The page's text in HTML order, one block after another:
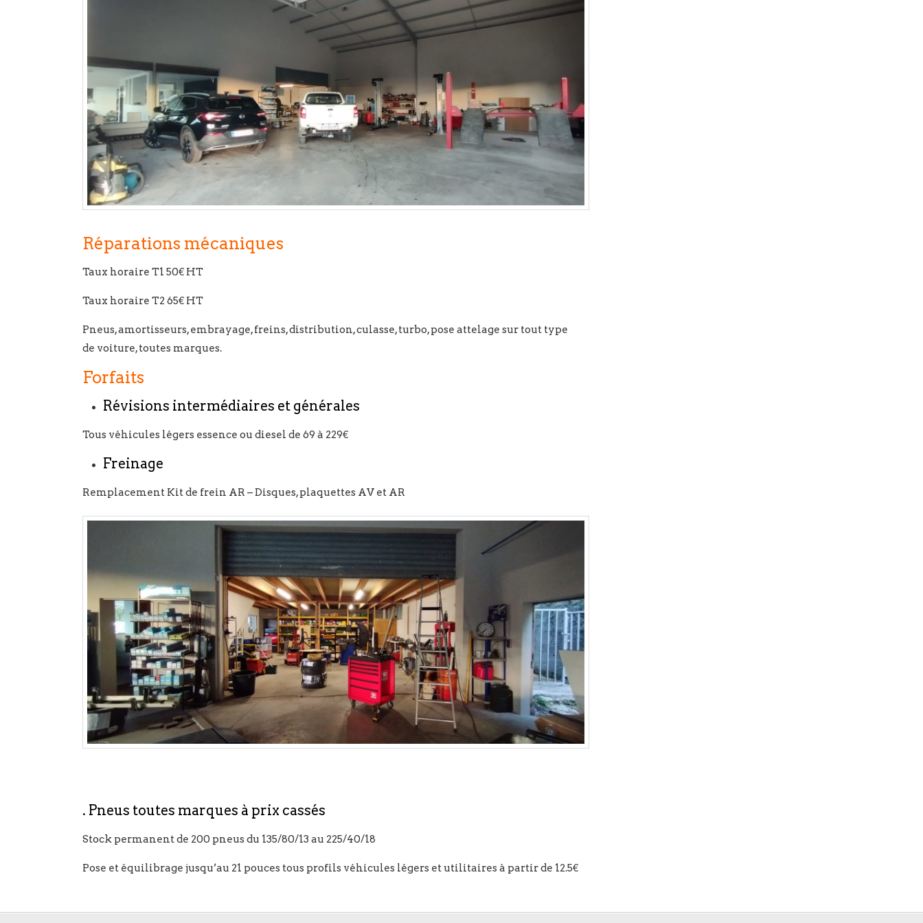
Réparations mécaniques
Taux horaire T1 50€ HT
Taux horaire T2 65€ HT
Pneus, amortisseurs, embrayage, freins, distribution, culasse, turbo, pose attelage sur tout type
de voiture, toutes marques.
Forfaits
Révisions intermédiaires et générales
Tous véhicules légers essence ou diesel de 69 à 229€
Freinage
Remplacement Kit de frein AR – Disques, plaquettes AV et AR
. Pneus toutes marques à prix cassés
Stock permanent de 200 pneus du 135/80/13 au 225/40/18
Pose et équilibrage jusqu’au 21 pouces tous profils véhicules légers et utilitaires à partir de 12.5€